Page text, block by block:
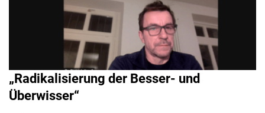
„Radikalisierung der Besser- und
Überwisser“